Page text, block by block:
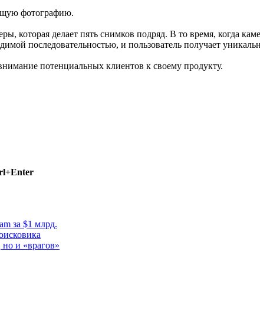
фотографию.
делает пять снимков подряд. В то время, когда
последовательностью, и пользователь получает
потенциальных клиентов к своему продукту.
за $1 млрд.
но и «врагов»